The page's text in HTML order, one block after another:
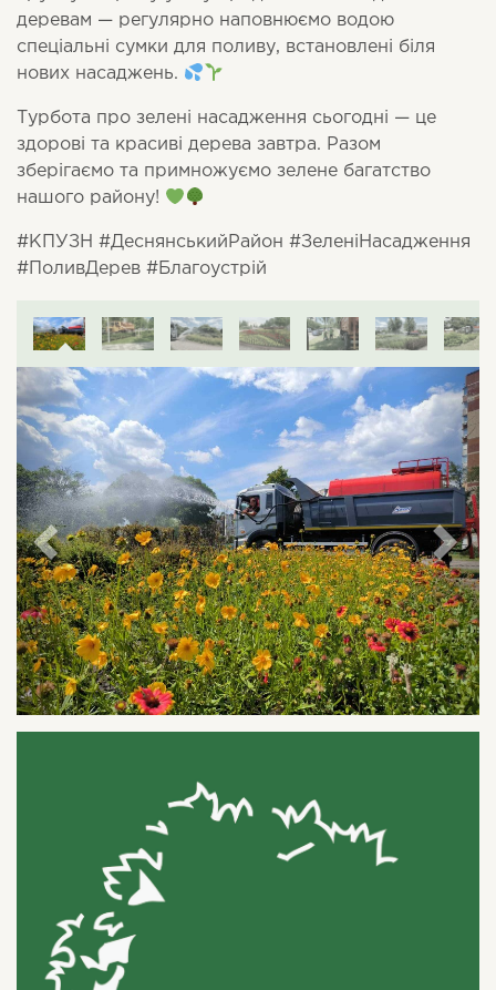
деревам — регулярно наповнюємо водою
спеціальні сумки для поливу, встановлені біля
нових насаджень.
Турбота про зелені насадження сьогодні — це
здорові та красиві дерева завтра. Разом
зберігаємо та примножуємо зелене багатство
нашого району!
#КПУЗН #ДеснянськийРайон #ЗеленіНасадження
#ПоливДерев #Благоустрій